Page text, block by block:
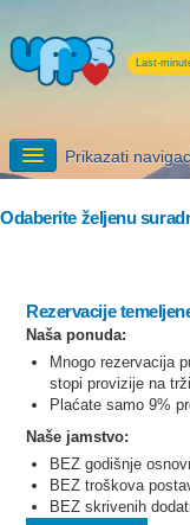
Last-
Prikazati
Prijava
Dodatne
Odaberite željenu
Rezervacije
Naša ponuda:
Mnogo rezervacija
stopi provizije na
Plaćate samo 9%
Naše jamstvo:
BEZ godišnje
BEZ troškova
BEZ skrivenih